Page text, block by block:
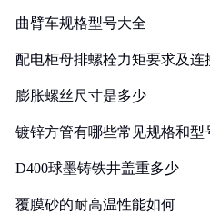
曲臂车规格型号大全
配电柜母排螺栓力矩要求及连
膨胀螺丝尺寸是多少
镀锌方管有哪些常见规格和型
D400球墨铸铁井盖重多少
覆膜砂的耐高温性能如何